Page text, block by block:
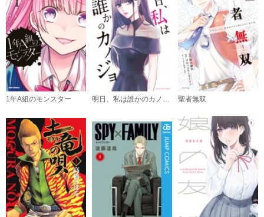
1年A組のモンスター 明日、私は誰かのカノジョ 聖者無双